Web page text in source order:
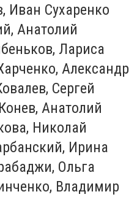
Иван Сухаренко
Анатолий
Лариса
Александр
Сергей
Анатолий
Николай
Ирина
Ольга
Владимир